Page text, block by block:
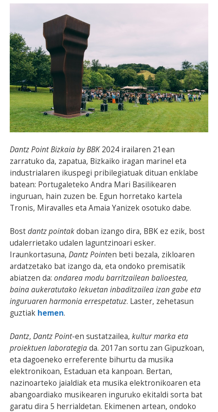
Dantz Point Bizkaia by BBK2024 irailaren 21ean
zarratuko da, zapatua, Bizkaiko iragan marinel eta
industrialaren ikuspegi pribilegiatuak dituan enklabe
batean: Portugaleteko Andra Mari Basilikearen
inguruan, hain zuzen be. Egun horretako kartela
Tronis, Miravalles eta Amaia Yanizek osotuko dabe.
Bostdantz pointakdoban izango dira, BBK ez ezik, bost
udalerrietako udalen laguntzinoari esker.
Iraunkortasuna, Dantz Pointen beti bezala, zikloaren
ardatzetako bat izango da, eta ondoko premisatik
abiatzen da: ondarea modu barritzailean balioestea,
baina aukeratutako lekuetan inbaditzailea izan gabe eta
inguruaren harmonia errespetatuz. Laster, zehetasun
guztiak hemen.
Dantz, Dantz Point-en sustatzailea, kultur marka eta
proiektuen laborategiada. 2017an sortu zan Gipuzkoan,
eta dagoeneko erreferente bihurtu da musika
elektronikoan, Estaduan eta kanpoan. Bertan,
nazinoarteko jaialdiak eta musika elektronikoaren eta
abangoardiako musikearen inguruko ekitaldi sorta bat
garatu dira 5 herrialdetan. Ekimenen artean, ondoko